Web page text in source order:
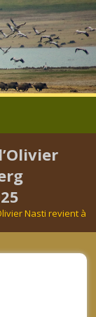
Nasti revient à